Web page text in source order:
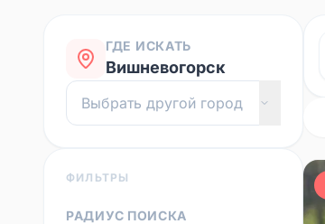
ГДЕ ИСКАТЬ
Вишневогорск
ФИЛЬТРЫ
РАДИУС ПОИСКА